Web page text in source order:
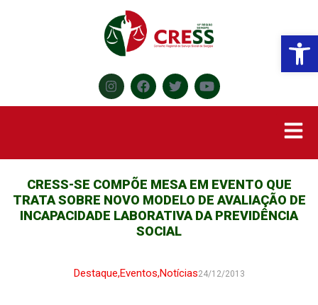
CRESS-SE COMPÕE MESA EM EVENTO QUE
TRATA SOBRE NOVO MODELO DE AVALIAÇÃO DE
INCAPACIDADE LABORATIVA DA PREVIDÊNCIA
SOCIAL
Destaque,Eventos,Notícias24/12/2013